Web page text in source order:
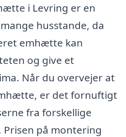
i Levring er en
husstande, da
emhætte kan
og give et
Når du overvejer at
er det fornuftigt
fra forskellige
på montering